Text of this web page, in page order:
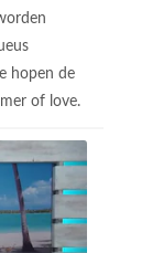
hopen de
of love.